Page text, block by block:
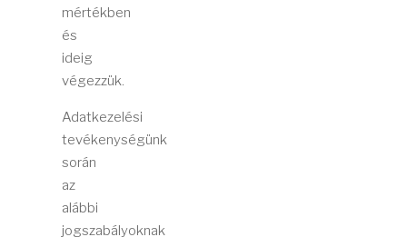
mértékben
és
ideig
végezzük.
Adatkezelési
tevékenységünk
során
az
alábbi
jogszabályoknak